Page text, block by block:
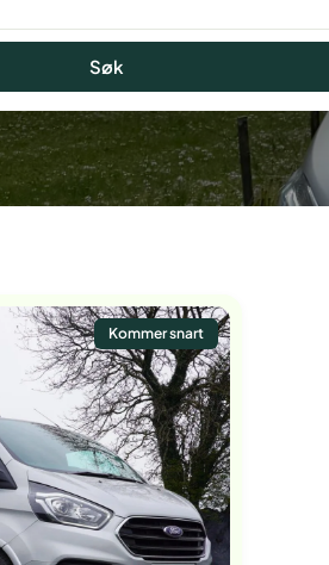
Søk
Kommer snart